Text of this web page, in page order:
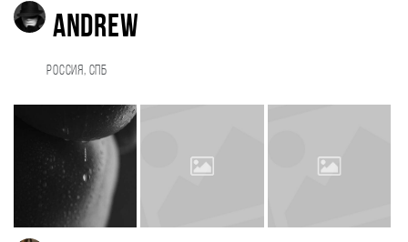
Andrew
Россия, Спб